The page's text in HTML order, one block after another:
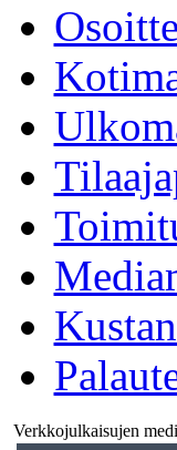
Verkkojulkaisujen